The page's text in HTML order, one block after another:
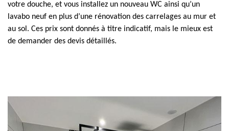
votre douche, et vous installez un nouveau WC ainsi qu’un
lavabo neuf en plus d’une rénovation des carrelages au mur et
au sol. Ces prix sont donnés à titre indicatif, mais le mieux est
de demander des devis détaillés.